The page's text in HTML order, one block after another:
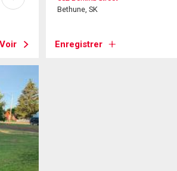
Voir
Bethune, SK
Enregistrer